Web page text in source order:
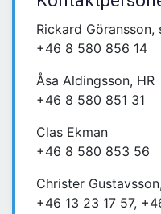
Rickard
+46 8 580 856 14
Åsa Aldingsson, HR
+46 8 580 851 31
Clas Ekman
+46 8 580 853 56
Christer
+46 13 23 17 57,